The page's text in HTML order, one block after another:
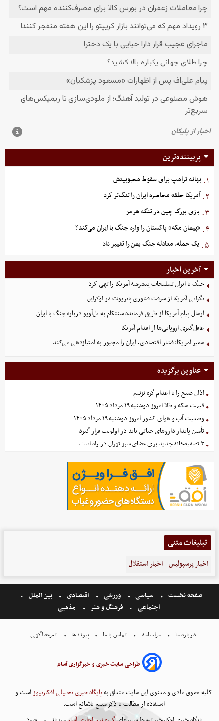
پربیننده‌ترین
۱. بهانه ترامپ برای سقوط محبوبیتش
۲. آمریکا حلقه محاصره ایران را تنگ‌تر کرد
۳. بازی بزرگ چین در تنگه هرمز
۴. «پیمان مکه» پاکستان را وارد جنگ با ایران می‌کند؟
۵. یک حمله، معادله جنگ یمن را تغییر داد
آخرین اخبار
جنگ با ایران تسلیحات پیشرفته آمریکا را تهی کرد
نگرانی آمریکا از سرقت فناوری پاتریوت در اوکراین
ارسال پیام آمریکا از طریق فرمانده سنتکام به تل‌آویو درباره جنگ با ایران
غافل‌گیری اروپایی‌ها از اقدام آمریکا
سفیر آمریکا: فشار اقتصادی، ایران را مجبور به امتیازدهی می‌کند
عناوین برگزیده
اذان صبح را با اعدام گره نزنیم
قیمت سکه و طلا امروز دوشنبه ۱۹ مرداد ۱۴۰۵
وضعیت آب و هوای کشور امروز دوشنبه ۱۹ مرداد ۱۴۰۵
تأمین پایدار داروهای حیاتی باید در اولویت قرار گیرد
۳ تصفیه‌خانه جدید برای فضای سبز تهران در راه است
تبلیغات متنی
اخبار پرسپولیس اخبار استقلال
صفحه نخست سیاسی ورزشی اقتصادی
بین الملل
اجتماعی
فرهنگ و هنر مذهبی
درباره ما مرامنامه تماس با ما پیوندها تعرفه اگهی
طراحی سایت خبری و خبرگزاری آسام
کلیه حقوق مادی و معنوی این سایت متعلق بهپایگاه خبری تحلیلی افکارنیوزاست و
استفاده از مطالب با ذکر منبع بلامانع است.